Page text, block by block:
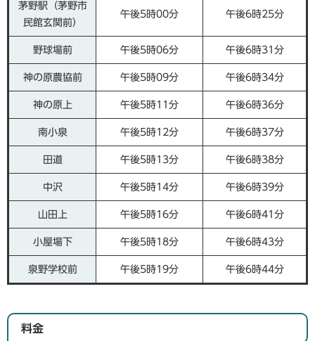
茅野駅（茅野市
民館玄関前）
午後5時00分 午後6時25分
野球場前 午後5時06分 午後6時31分
神の原農協前 午後5時09分 午後6時34分
神の原上 午後5時11分 午後6時36分
南小泉 午後5時12分 午後6時37分
田道 午後5時13分 午後6時38分
中沢 午後5時14分 午後6時39分
山田上 午後5時16分 午後6時41分
小屋場下 午後5時18分 午後6時43分
泉野学校前 午後5時19分 午後6時44分
料金